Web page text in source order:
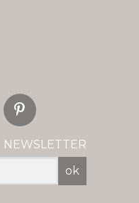
NEWSLETTER
ok